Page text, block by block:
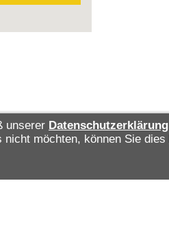
unserer Datenschutzerklärung
möchten, können Sie dies